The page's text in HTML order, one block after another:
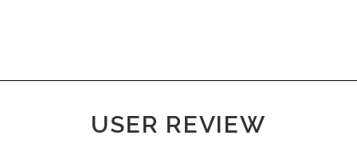
USER REVIEW